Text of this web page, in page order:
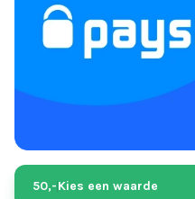
50,-Kies een waarde